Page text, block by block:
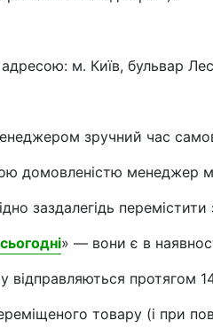
м. Київ, бульвар
зручний час
домовленістю менеджер
заздалегідь перемістити
» — вони є в
відправляються протягом
товару (і при